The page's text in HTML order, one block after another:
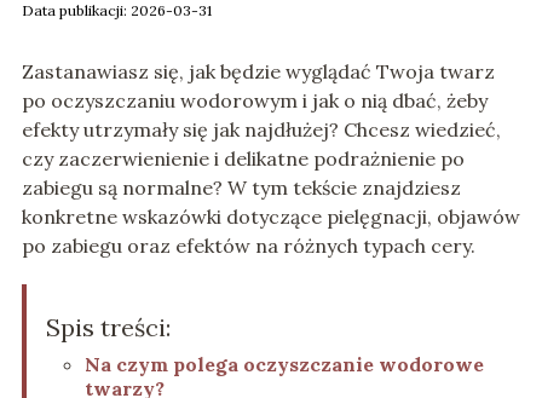
Data publikacji: 2026-03-31
Zastanawiasz się, jak będzie wyglądać Twoja twarz
po oczyszczaniu wodorowym i jak o nią dbać, żeby
efekty utrzymały się jak najdłużej? Chcesz wiedzieć,
czy zaczerwienienie i delikatne podrażnienie po
zabiegu są normalne? W tym tekście znajdziesz
konkretne wskazówki dotyczące pielęgnacji, objawów
po zabiegu oraz efektów na różnych typach cery.
Spis treści:
Na czym polega oczyszczanie wodorowe
twarzy?